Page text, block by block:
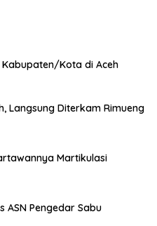
Kota di Aceh
Langsung Diterkam Rimueng
Martikulasi
ASN Pengedar Sabu